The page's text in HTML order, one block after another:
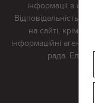
інформації з
Відповідальність за
на сайті, крім
інформаційні
рада.